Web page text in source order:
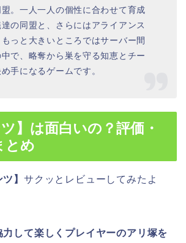
。一人一人の個性に合わせて育成
の同盟と、さらにはアライアンス
っと大きいところではサーバー間
で、略奪から巣を守る知恵とチー
手になるゲームです。
】 は面白いの？評価・
とめ
ツ】サクッとレビューしてみたよ
して楽しくプレイヤーのアリ塚を